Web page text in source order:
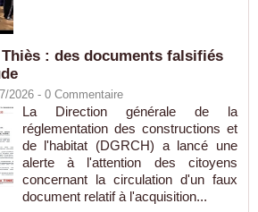
: des documents falsifiés
2026 - 0 Commentaire
La Direction générale de la
réglementation des constructions et
de l'habitat (DGRCH) a lancé une
alerte à l'attention des citoyens
concernant la circulation d'un faux
document relatif à l'acquisition...